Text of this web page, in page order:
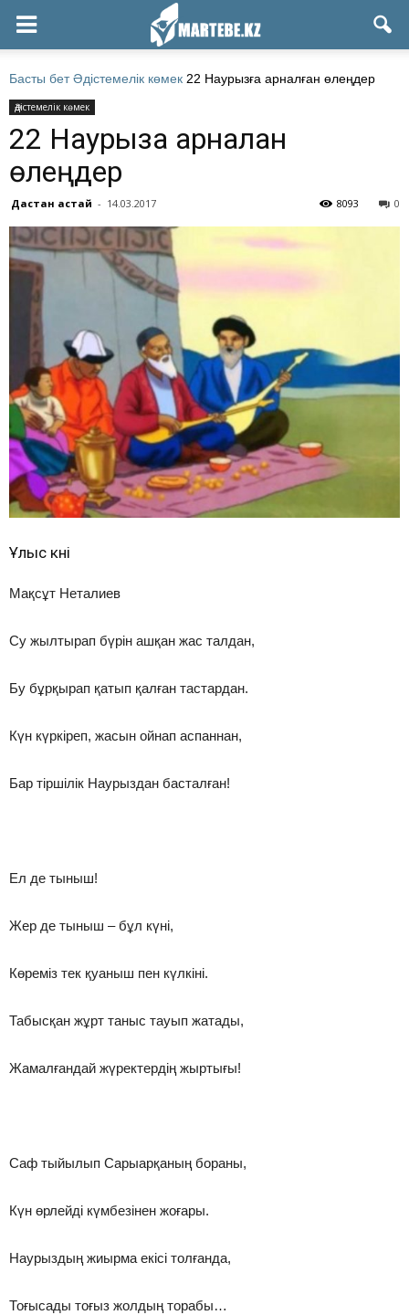
Басты бет Әдістемелік көмек 22 Наурызға арналған өлеңдер
Әдістемелік көмек
22 Наурызға арналған
өлеңдер
Дастан Қастай - 14.03.2017 0
8093
Ұлыс күні
Мақсұт Неталиев
Су жылтырап бүрін ашқан жас талдан,
Бу бұрқырап қатып қалған тастардан.
Күн күркіреп, жасын ойнап аспаннан,
Бар тіршілік Наурыздан басталған!
Ел де тыныш!
Жер де тыныш – бұл күні,
Көреміз тек қуаныш пен күлкіні.
Табысқан жұрт таныс тауып жатады,
Жамалғандай жүректердің жыртығы!
Саф тыйылып Сарыарқаның бораны,
Күн өрлейді күмбезінен жоғары.
Наурыздың жиырма екісі толғанда,
Тоғысады тоғыз жолдың торабы…